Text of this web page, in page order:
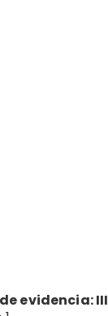
evidencia: III